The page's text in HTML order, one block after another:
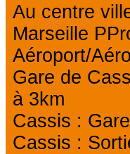
Au centre
Marseille
Aéroport/
Gare de
à 3km
Cassis :
Cassis :